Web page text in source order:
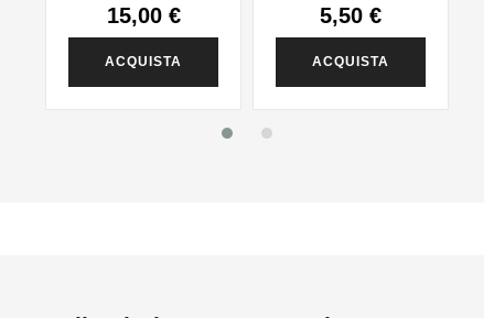
15,00 €
ACQUISTA
Resistenza - 5ml -
2pz
5,50 €
ACQUISTA